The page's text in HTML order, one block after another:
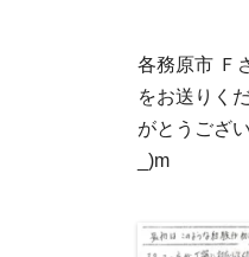
各務原市 Ｆ
をお送りく
がとうござ
_)m